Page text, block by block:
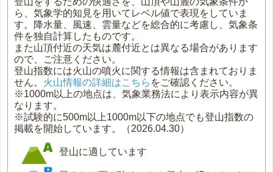
ら、気象学的知見を用いてレベル値で表現をしていま
す。降水量、風速、雲量などを総合的に考慮し、気象条
件を独自計算したものです。
また山頂付近の天気は麓付近とは異なる場合があります
ので、ご注意ください。
登山指数には火山の噴火に関する情報は含まれておりま
せん。 火山情報の詳細はこちら をご確認ください。
※1000m以上の地点は、気象業務法により表示内容が異
なります。
※試験的に500m以上1000m以下の地点でも登山指数の
掲載を開始しています。（2026.04.30）
登山に適しています